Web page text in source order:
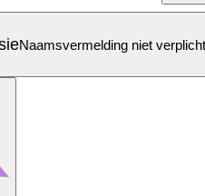
Naamsvermelding niet verplicht